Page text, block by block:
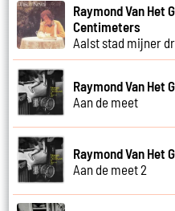
Raymond Van Het
Centimeters
Aalst stad mijner
Raymond Van Het
Aan de meet
Raymond Van Het
Aan de meet 2